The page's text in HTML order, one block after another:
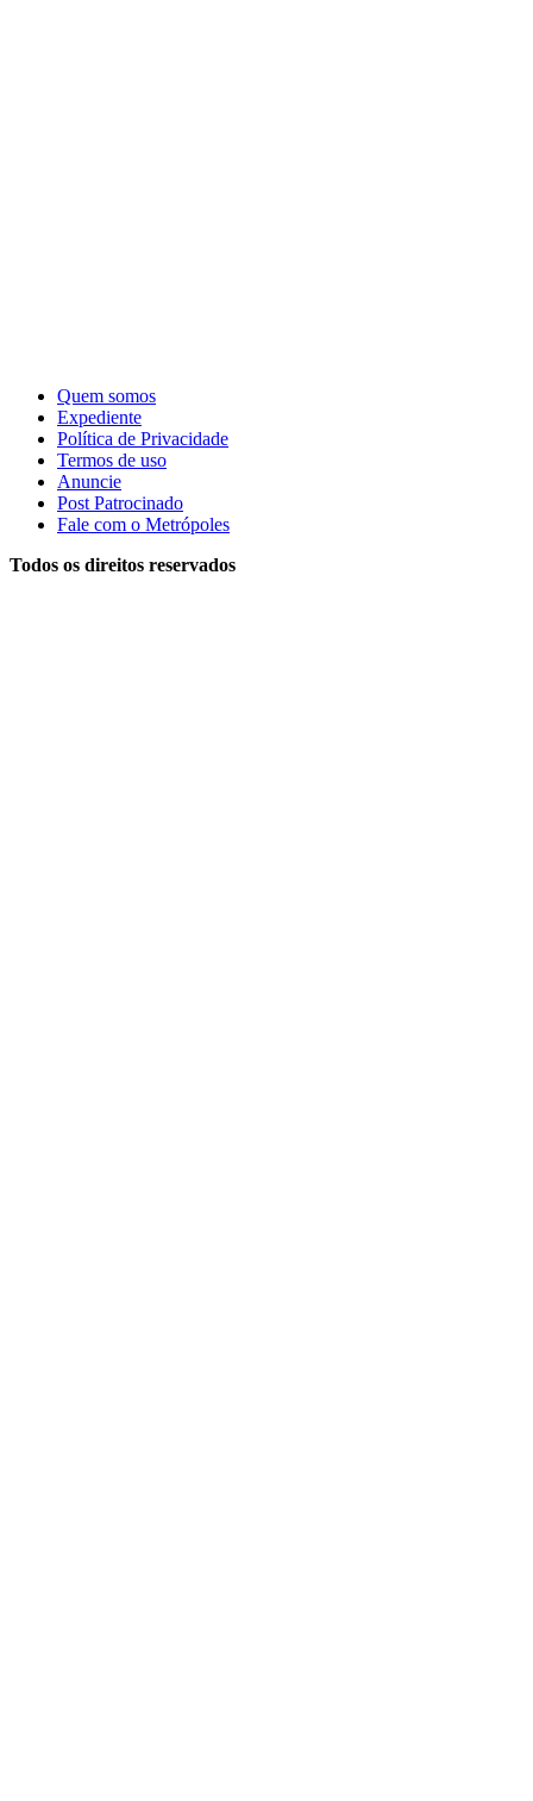
Quem somos
Expediente
Política de Privacidade
Termos de uso
Anuncie
Post Patrocinado
Fale com o Metrópoles
Todos os direitos reservados